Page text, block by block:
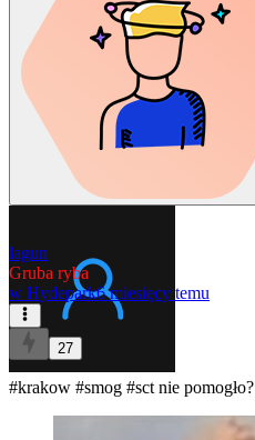
lagun
Gruba ryba
w Hydepark6 miesięcy temu
27
#krakow #smog #sct nie pomogło?